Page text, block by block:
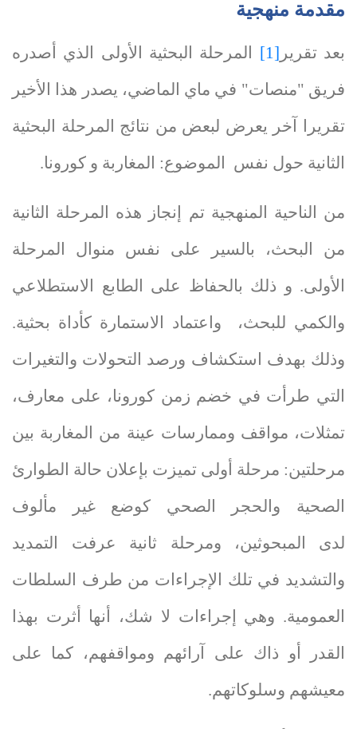
مقدمة منهجية
بعد تقرير [1]
المرحلة البحثية الأولى الذي أصدره
فريق "منصات" في ماي الماضي، يصدر هذا الأخير
تقريرا آخر يعرض لبعض من نتائج المرحلة البحثية
الثانية حول نفس الموضوع: المغاربة و كورونا.
من الناحية المنهجية تم إنجاز هذه المرحلة الثانية
من البحث، بالسير على نفس منوال المرحلة
الأولى. و ذلك بالحفاظ على الطابع الاستطلاعي
والكمي للبحث، واعتماد الاستمارة كأداة بحثية.
وذلك بهدف استكشاف ورصد التحولات والتغيرات
التي طرأت في خضم زمن كورونا، على معارف،
تمثلات، مواقف وممارسات عينة من المغاربة بين
مرحلتين: مرحلة أولى تميزت بإعلان حالة الطوارئ
الصحية والحجر الصحي كوضع غير مألوف
لدى
المبحوثين، ومرحلة ثانية عرفت التمديد
والتشديد في تلك الإجراءات من طرف السلطات
العمومية. وهي إجراءات لا شك، أنها أثرت بهذا
القدر أو ذاك على آرائهم ومواقفهم، كما على
معيشهم وسلوكاتهم.